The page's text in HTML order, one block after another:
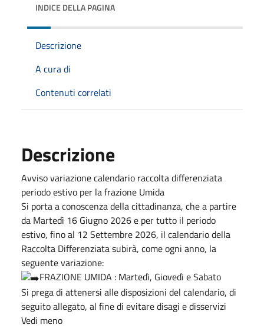
INDICE DELLA PAGINA
Descrizione
A cura di
Contenuti correlati
Descrizione
Avviso variazione calendario raccolta differenziata
periodo estivo per la frazione Umida
Si porta a conoscenza della cittadinanza, che a partire
da Martedì 16 Giugno 2026 e per tutto il periodo
estivo, fino al 12 Settembre 2026, il calendario della
Raccolta Differenziata subirà, come ogni anno, la
seguente variazione:
FRAZIONE UMIDA : Martedì, Giovedì e Sabato
Si prega di attenersi alle disposizioni del calendario, di
seguito allegato, al fine di evitare disagi e disservizi
Vedi meno